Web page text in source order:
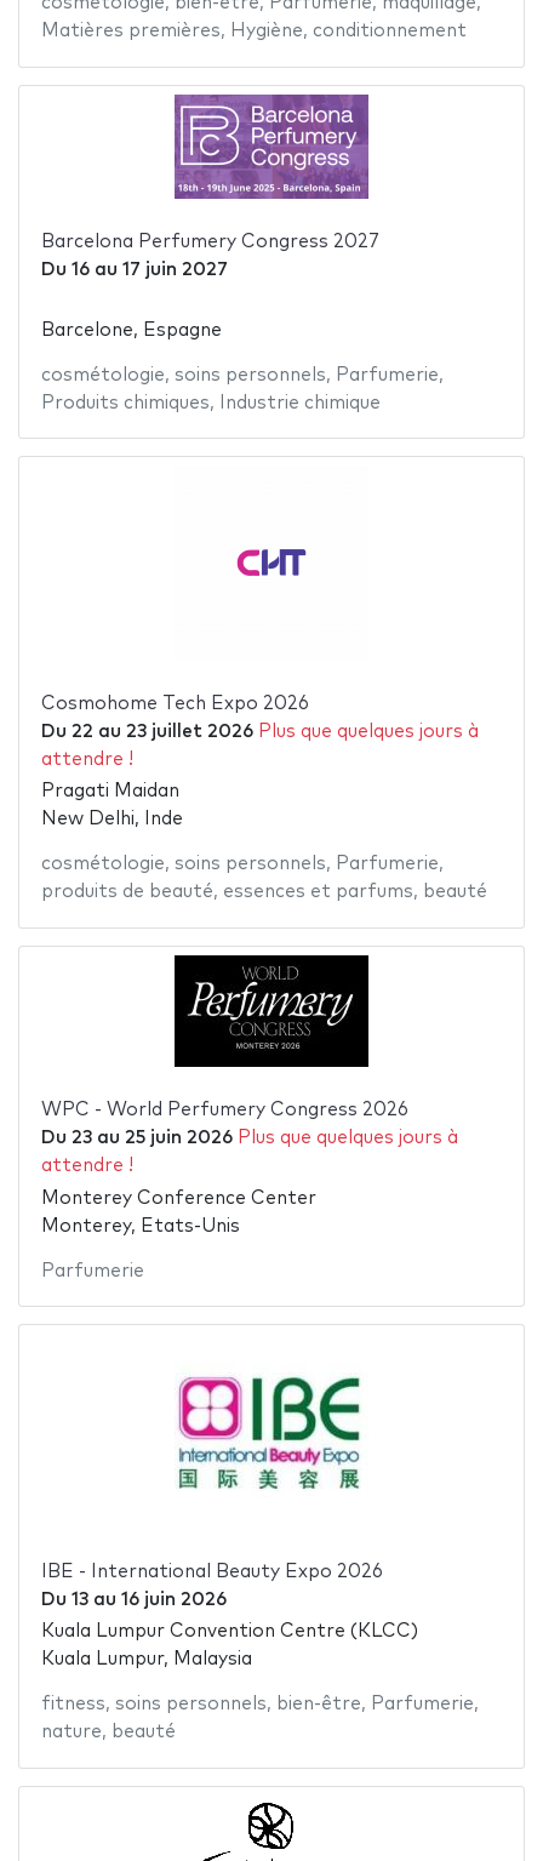
Matières premières, Hygiène, conditionnement
Barcelona Perfumery Congress 2027
Du 16au 17 juin 2027
Barcelone, Espagne
cosmétologie, soins personnels, Parfumerie,
Produits chimiques, Industrie chimique
Cosmohome Tech Expo 2026
Du 22 au 23 juillet 2026 Plus que quelques jours à
attendre !
Pragati Maidan
New Delhi, Inde
cosmétologie, soins personnels, Parfumerie,
produits de beauté, essences et parfums, beauté
WPC - World Perfumery Congress 2026
Du 23au 25 juin 2026 Plus que quelques jours à
attendre !
Monterey Conference Center
Monterey, Etats-Unis
Parfumerie
IBE - International Beauty Expo 2026
Du 13au 16 juin 2026
Kuala Lumpur Convention Centre (KLCC)
Kuala Lumpur, Malaysia
fitness, soins personnels, bien-être, Parfumerie,
nature, beauté